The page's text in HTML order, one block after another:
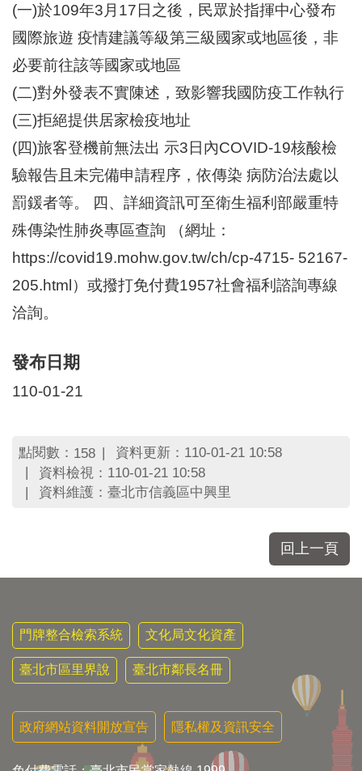
北
市
區
里
說
臺
北
鄰
長
名
冊
(一)於109年3月17日之後，民眾於指揮中心發布
國際旅遊 疫情建議等級第三級國家或地區後，非
必要前往該等國家或地區
(二)對外發表不實陳述，致影響我國防疫工作執行
(三)拒絕提供居家檢疫地址
(四)旅客登機前無法出 示3日內COVID-19核酸檢
驗報告且未完備申請程序，依傳染 病防治法處以
罰鍰者等。 四、詳細資訊可至衛生福利部嚴重特
殊傳染性肺炎專區查詢 （網址：
https://covid19.mohw.gov.tw/ch/cp-4715- 52167-
205.html）或撥打免付費1957社會福利諮詢專線
洽詢。
發布日期
110-01-21
點閱數： 158
資料更新：110-01-21 10:58
資料檢視：110-01-21 10:58
資料維護：臺北市信義區中興里
回上一頁
門牌整合檢索系統 文化局文化資產
臺北市區里界說 臺北市鄰長名冊
政府網站資料開放宣告 隱私權及資訊安全